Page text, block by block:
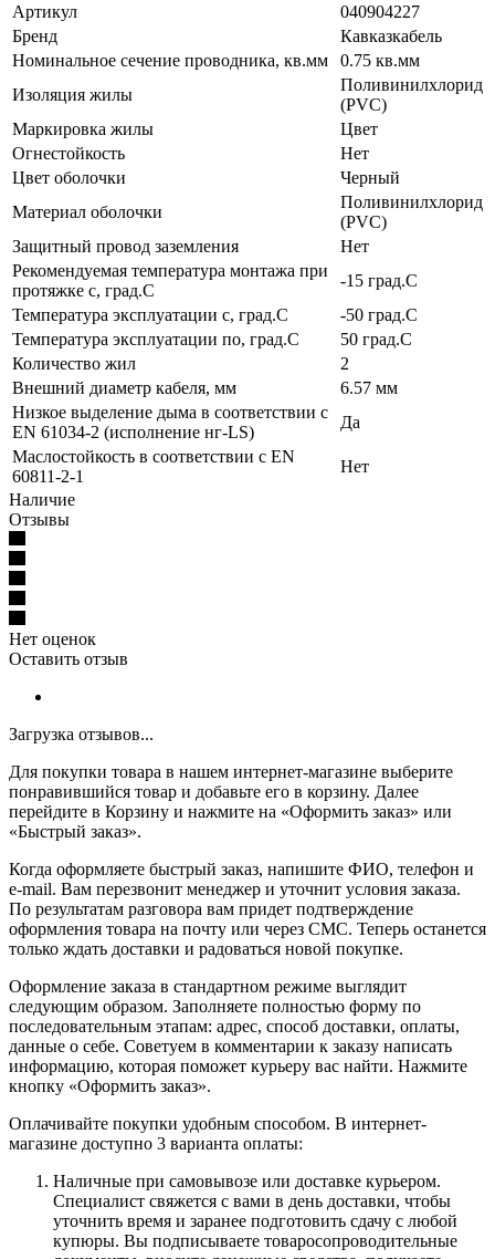
Артикул
040904227
Бренд
Кавказкабель
Номинальное сечение проводника, кв.мм
0.75 кв.мм
Изоляция жилы
Поливинилхлорид
(PVC)
Маркировка жилы
Цвет
Огнестойкость
Нет
Цвет оболочки
Черный
Материал оболочки
Поливинилхлорид
(PVC)
Защитный провод заземления
Нет
Рекомендуемая температура монтажа при
протяжке с, град.C
-15 град.C
Температура эксплуатации с, град.C
-50 град.C
Температура эксплуатации по, град.C
50 град.C
Количество жил
2
Внешний диаметр кабеля, мм
6.57 мм
Низкое выделение дыма в соответствии с
EN 61034-2 (исполнение нг-LS)
Да
Маслостойкость в соответствии с EN
60811-2-1
Нет
Наличие
Отзывы
Нет оценок
Оставить отзыв
Загрузка отзывов...
Для покупки товара в нашем интернет-магазине выберите
понравившийся товар и добавьте его в корзину. Далее
перейдите в Корзину и нажмите на «Оформить заказ» или
«Быстрый заказ».
Когда оформляете быстрый заказ, напишите ФИО, телефон и
e-mail. Вам перезвонит менеджер и уточнит условия заказа.
По результатам разговора вам придет подтверждение
оформления товара на почту или через СМС. Теперь останется
только ждать доставки и радоваться новой покупке.
Оформление заказа в стандартном режиме выглядит
следующим образом. Заполняете полностью форму по
последовательным этапам: адрес, способ доставки, оплаты,
данные о себе. Советуем в комментарии к заказу написать
информацию, которая поможет курьеру вас найти. Нажмите
кнопку «Оформить заказ».
Оплачивайте покупки удобным способом. В интернет-
магазине доступно 3 варианта оплаты:
Наличные при самовывозе или доставке курьером.
Специалист свяжется с вами в день доставки, чтобы
уточнить время и заранее подготовить сдачу с любой
купюры. Вы подписываете товаросопроводительные